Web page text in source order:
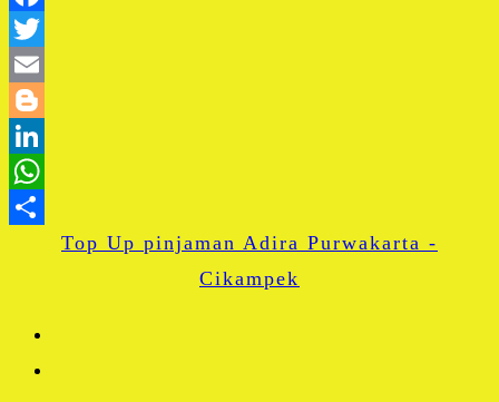
Share
Top Up pinjaman Adira Purwakarta -
Cikampek